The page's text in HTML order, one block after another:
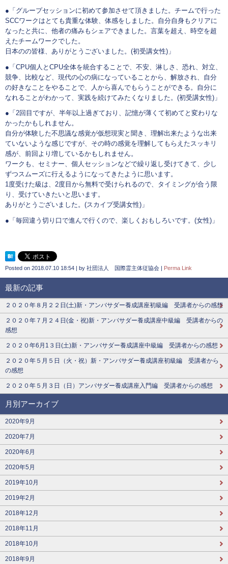
●「グループセッションに初めて参加させて頂きました。チームで行った
SCCワークはとても貴重な体験、体感をしました。自分自身もクリアに
なったと共に、他者の痛みもシェアできました。言葉を超え、時空を超
えたチームワークでした。
日本のの皆様、ありがとうございました。(初受講女性)」
●「CPU個人とCPU全体を統合することで、不安、淋しさ、恐れ、対立、
競争、比較など、現代の心の病になっていることから、解放され、自分
の好きなことをやることで、人から喜んでもらうことができる。自分に
なれることがわかって、実践を続けてみたくなりました。(初受講女性)」
●「2回目ですが、半年以上過ぎており、記憶が薄くて初めてと変わりな
かったかもしれません。
自分が体験した不思議な感覚が仮想現実と聞き、理解出来たような出来
ていないような感じですが、その時の感覚を理解してもらえたスッキリ
感が、前回より増しているかもしれません。
ワークも、セミナー、個人セッションなどで繰り返し受けてきて、少し
ずつスムーズに行えるようになってきたように思います。
1度受けた級は、2度目から無料で受けられるので、タイミングが合う限
り、受けていきたいと思います。
ありがとうございました。(スカイプ受講女性)」
●「毎回違う切り口で進んで行くので、楽しくおもしろいです。(女性)」
Posted on 2018.07.10 18:54 | by 社団法人 国際霊主体従協会 | Perma Link
最新の記事
２０２０年８月２２日(土)新・アンバサダー養成講座初級編 受講者からの感想
２０２０年７月２４日(金・祝)新・アンバサダー養成講座中級編 受講者からの
感想
２０２０年6月1３日(土)新・アンバサダー養成講座中級編 受講者からの感想
２０２０年５月５日（火・祝）新・アンバサダー養成講座初級編 受講者から
の感想
２０２０年５月３日（日）アンバサダー養成講座入門編 受講者からの感想
月別アーカイブ
2020年9月
2020年7月
2020年6月
2020年5月
2019年10月
2019年2月
2018年12月
2018年11月
2018年10月
2018年9月